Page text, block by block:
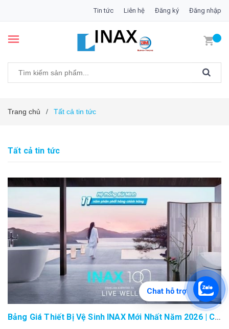
Tin tức Liên hệ Đăng ký Đăng nhập
Trang chủ / Tất cả tin tức
Tất cả tin tức
Bảng Giá Thiết Bị Vệ Sinh INAX Mới Nhất Năm 2026 | Cập Nhật Liên Tục Tại BM8.VN
Chat hỗ trợ